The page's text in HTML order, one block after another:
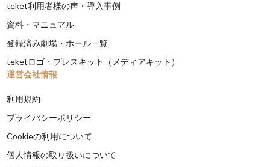
teket利用者様の声・導入事例
資料・マニュアル
登録済み劇場・ホール一覧
teketロゴ・プレスキット（メディアキット）
運営会社情報
利用規約
プライバシーポリシー
Cookieの利用について
個人情報の取り扱いについて